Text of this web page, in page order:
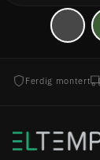
Ferdig montert